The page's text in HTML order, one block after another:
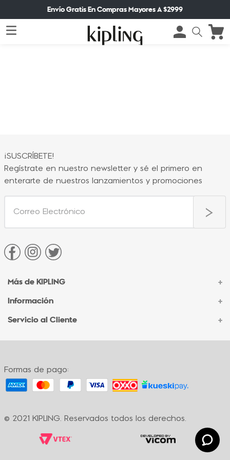
Envío Gratis En Compras Mayores A $2999
¡SUSCRÍBETE!
Regístrate en nuestro newsletter y sé el primero en
enterarte de nuestros lanzamientos y promociones
Más de KIPLING +
Acerca de Kipling
Sucursales
Información +
Contacto Corporativo
Formas de pago
Servicio al Cliente +
Contacto
Políticas de cambio
Términos y condiciones
Formas de pago:
© 2021 KIPLING. Reservados todos los derechos.